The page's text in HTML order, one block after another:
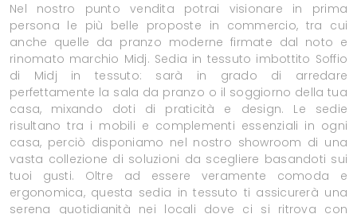
Nel nostro punto vendita potrai visionare in prima
persona le più belle proposte in commercio, tra cui
anche quelle da pranzo moderne firmate dal noto e
rinomato marchio Midj. Sedia in tessuto imbottito Soffio
di Midj in tessuto: sarà in grado di arredare
perfettamente la sala da pranzo o il soggiorno della tua
casa, mixando doti di praticità e design. Le sedie
risultano tra i mobili e complementi essenziali in ogni
casa, perciò disponiamo nel nostro showroom di una
vasta collezione di soluzioni da scegliere basandoti sui
tuoi gusti. Oltre ad essere veramente comoda e
ergonomica, questa sedia in tessuto ti assicurerà una
serena quotidianità nei locali dove ci si ritrova con